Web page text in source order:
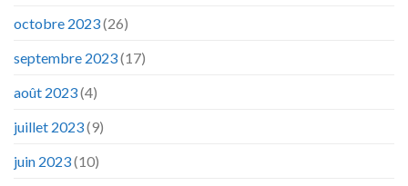
octobre 2023(26)
septembre 2023(17)
août 2023(4)
juillet 2023(9)
juin 2023(10)